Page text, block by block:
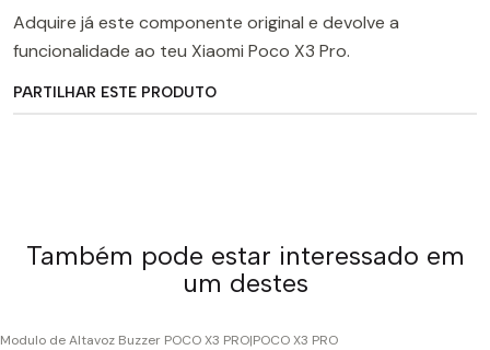
Adquire já este componente original e devolve a
funcionalidade ao teu Xiaomi Poco X3 Pro.
PARTILHAR ESTE PRODUTO
Também pode estar interessado em
um destes
Modulo de Altavoz Buzzer POCO X3 PRO|POCO X3 PRO